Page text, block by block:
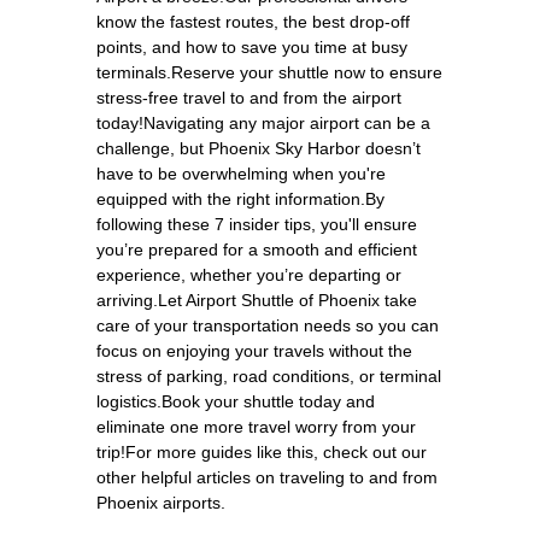
know the fastest routes, the best drop-off
points, and how to save you time at busy
terminals.Reserve your shuttle now to ensure
stress-free travel to and from the airport
today!Navigating any major airport can be a
challenge, but Phoenix Sky Harbor doesn’t
have to be overwhelming when you're
equipped with the right information.By
following these 7 insider tips, you'll ensure
you’re prepared for a smooth and efficient
experience, whether you’re departing or
arriving.Let Airport Shuttle of Phoenix take
care of your transportation needs so you can
focus on enjoying your travels without the
stress of parking, road conditions, or terminal
logistics.Book your shuttle today and
eliminate one more travel worry from your
trip!For more guides like this, check out our
other helpful articles on traveling to and from
Phoenix airports.